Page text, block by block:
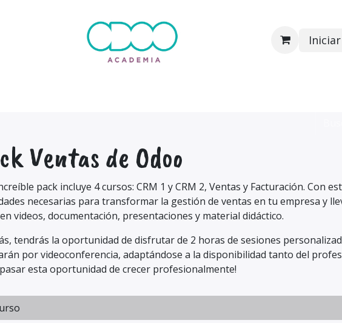
Ventas de Odoo
pack incluye 4 cursos: CRM 1 y CRM 2, Ventas y Facturación. Con
necesarias para transformar la gestión de ventas en tu empresa y
videos, documentación, presentaciones y material didáctico.
tendrás la oportunidad de disfrutar de 2 horas de sesiones
por videoconferencia, adaptándose a la disponibilidad tanto del
esta oportunidad de crecer profesionalmente!